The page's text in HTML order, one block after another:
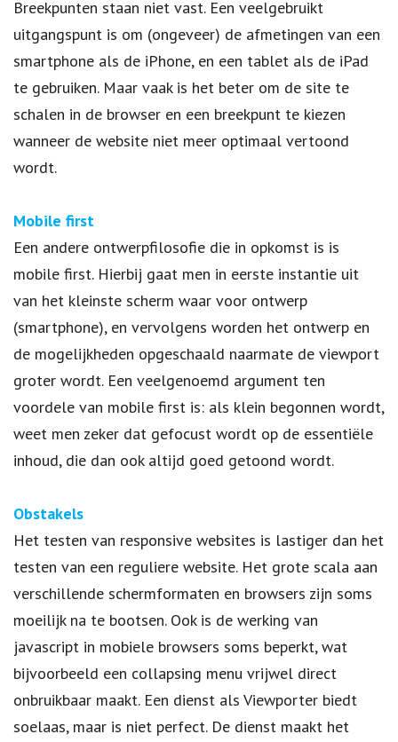
Breekpunten staan niet vast. Een veelgebruikt
uitgangspunt is om (ongeveer) de afmetingen van een
smartphone als de iPhone, en een tablet als de iPad
te gebruiken. Maar vaak is het beter om de site te
schalen in de browser en een breekpunt te kiezen
wanneer de website niet meer optimaal vertoond
wordt.
Mobile first
Een andere ontwerpfilosofie die in opkomst is is
mobile first. Hierbij gaat men in eerste instantie uit
van het kleinste scherm waar voor ontwerp
(smartphone), en vervolgens worden het ontwerp en
de mogelijkheden opgeschaald naarmate de viewport
groter wordt. Een veelgenoemd argument ten
voordele van mobile first is: als klein begonnen wordt,
weet men zeker dat gefocust wordt op de essentiële
inhoud, die dan ook altijd goed getoond wordt.
Obstakels
Het testen van responsive websites is lastiger dan het
testen van een reguliere website. Het grote scala aan
verschillende schermformaten en browsers zijn soms
moeilijk na te bootsen. Ook is de werking van
javascript in mobiele browsers soms beperkt, wat
bijvoorbeeld een collapsing menu vrijwel direct
onbruikbaar maakt. Een dienst als Viewporter biedt
soelaas, maar is niet perfect. De dienst maakt het